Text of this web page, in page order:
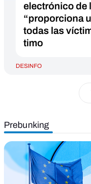
electrónico de
“proporciona
todas las
timo
DESINFO
Prebunking